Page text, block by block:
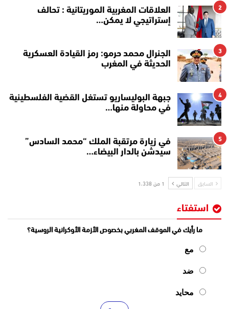
2
العلاقات المغربية الموريتانية : تحالف
إستراتيجي لا يمكن…
3
الجنرال محمد حرمو: رمز القيادة العسكرية
الحديثة في المغرب
4
جبهة البوليساريو تستغل القضية الفلسطينية
في محاولة منها…
5
في زيارة مرتقبة الملك “محمد السادس”
سيدشن بالدار البيضاء…
السابق التالي 1 من 1٬338
استفتاء
ما رأيك في الموقف المغربي بخصوص الأزمة الأوكرانية الروسية؟
مع
ضد
محايد